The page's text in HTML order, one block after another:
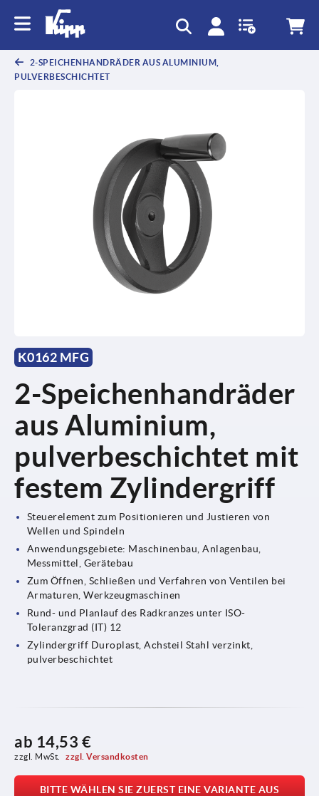
2-SPEICHENHANDRÄDER AUS ALUMINIUM,
PULVERBESCHICHTET
K0162 MFG
2-Speichenhandräder
aus Aluminium,
pulverbeschichtet mit
festem Zylindergriff
Steuerelement zum Positionieren und Justieren von
Wellen und Spindeln
Anwendungsgebiete: Maschinenbau, Anlagenbau,
Messmittel, Gerätebau
Zum Öffnen, Schließen und Verfahren von Ventilen bei
Armaturen, Werkzeugmaschinen
Rund- und Planlauf des Radkranzes unter ISO-
Toleranzgrad (IT) 12
Zylindergriff Duroplast, Achsteil Stahl verzinkt,
pulverbeschichtet
ab 14,53 €
zzgl. MwSt. zzgl. Versandkosten
BITTE WÄHLEN SIE ZUERST EINE VARIANTE AUS